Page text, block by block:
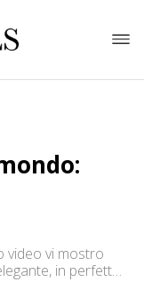
video vi mostro
in perfetto